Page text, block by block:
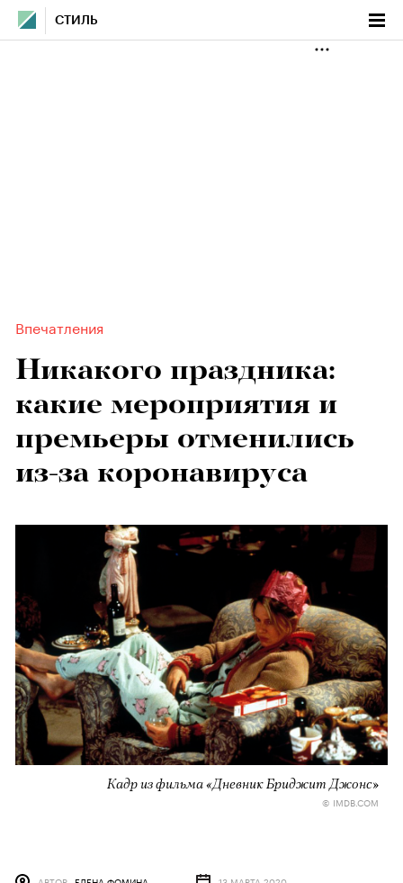
СТИЛЬ
Впечатления
Никакого праздника:
какие мероприятия и
премьеры отменились
из-за коронавируса
Кадр из фильма «Дневник Бриджит Джонс»
© IMDB.COM